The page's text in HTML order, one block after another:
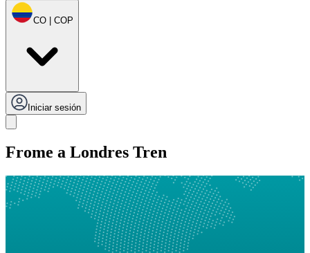
CO | COP
Iniciar sesión
Frome a Londres Tren